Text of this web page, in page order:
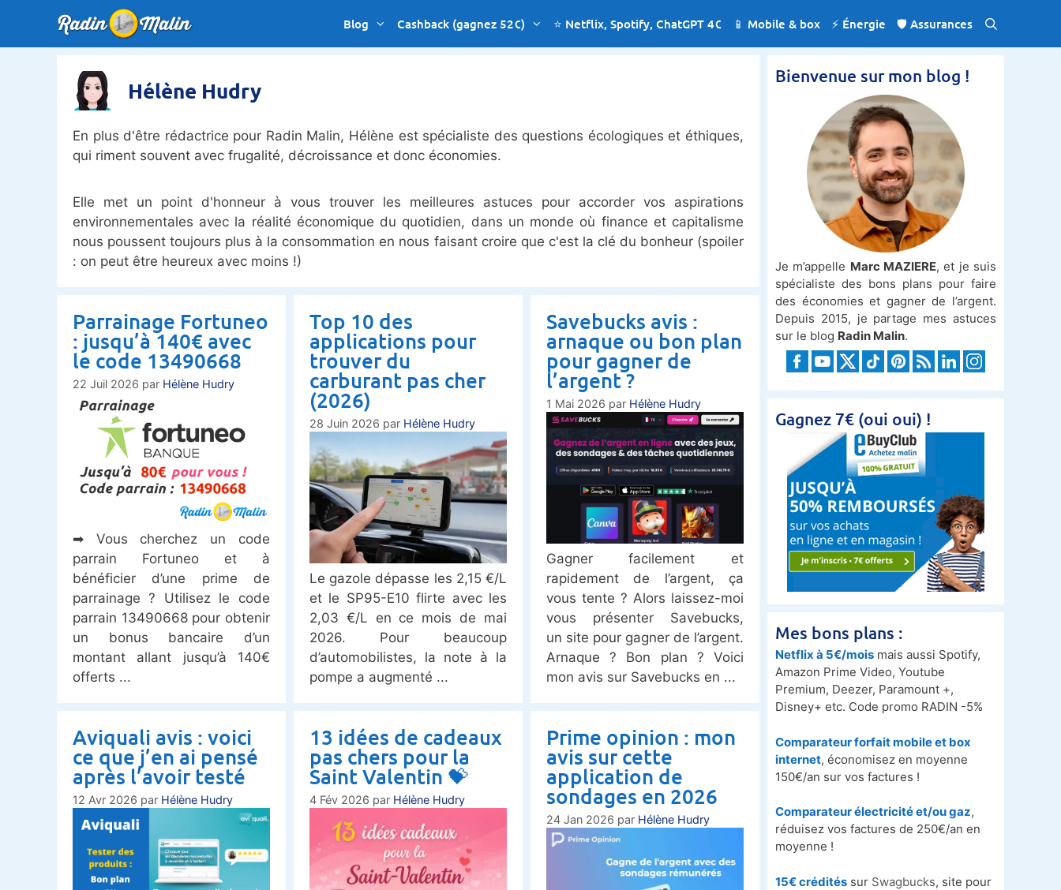
contenu
Blog Cashback (gagnez 52€) ⭐ Netflix, Spotify, ChatGPT 4€ 📱 Mobile & box ⚡️ Énergie 🛡️ Assurances
Hélène Hudry
En plus d'être rédactrice pour Radin Malin, Hélène est spécialiste des questions écologiques et éthiques,
qui riment souvent avec frugalité, décroissance et donc économies.
Elle met un point d'honneur à vous trouver les meilleures astuces pour accorder vos aspirations
environnementales avec la réalité économique du quotidien, dans un monde où finance et capitalisme
nous poussent toujours plus à la consommation en nous faisant croire que c'est la clé du bonheur (spoiler
: on peut être heureux avec moins !)
Parrainage Fortuneo
: jusqu’à 140€ avec
le code 13490668
22 Juil 2026 par Hélène Hudry
➡ Vous cherchez un code
parrain Fortuneo et à
bénéficier d’une prime de
parrainage ? Utilisez le code
parrain 13490668 pour obtenir
un bonus bancaire d’un
montant allant jusqu’à 140€
offerts
Top 10 des
applications pour
trouver du
carburant pas cher
(2026)
28 Juin 2026 par Hélène Hudry
Le gazole dépasse les 2,15 €/L
et le SP95-E10 flirte avec les
2,03 €/L en ce mois de mai
2026. Pour beaucoup
d’automobilistes, la note à la
pompe a augmenté
Savebucks avis :
arnaque ou bon plan
pour gagner de
l’argent ?
1 Mai 2026 par Hélène Hudry
Gagner facilement et
rapidement de l’argent, ça
vous tente ? Alors laissez-moi
vous présenter Savebucks,
un site pour gagner de l’argent.
Arnaque ? Bon plan ? Voici
mon avis sur Savebucks en
Aviquali avis : voici
ce que j’en ai pensé
après l’avoir testé
12 Avr 2026 par Hélène Hudry
13 idées de cadeaux
pas chers pour la
Saint Valentin 💝
4 Fév 2026 par Hélène Hudry
Prime opinion : mon
avis sur cette
application de
sondages en 2026
24 Jan 2026 par Hélène Hudry
Bienvenue sur mon blog !
Je m’appelle Marc MAZIERE, et je suis
spécialiste des bons plans pour faire
des économies et gagner de l’argent.
Depuis 2015, je partage mes astuces
sur le blog Radin Malin.
Gagnez 7€ (oui oui) !
Mes bons plans :
Netflix à 5€/mois mais aussi Spotify,
Amazon Prime Video, Youtube
Premium, Deezer, Paramount +,
Disney+ etc. Code promo RADIN -5%
Comparateur forfait mobile et box
internet, économisez en moyenne
150€/an sur vos factures !
Comparateur électricité et/ou gaz,
réduisez vos factures de 250€/an en
moyenne !
15€ crédités sur Swagbucks, site pour